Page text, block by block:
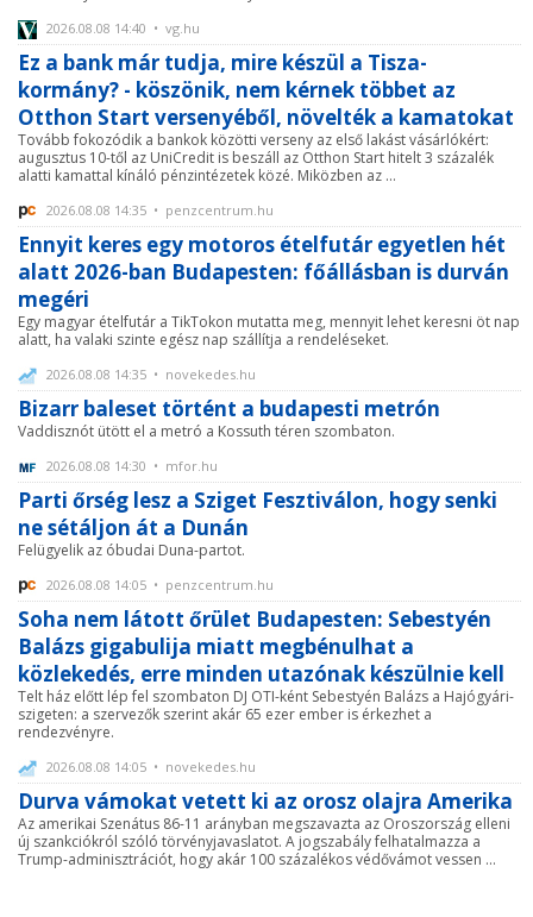
2026.08.08 14:40 • vg.hu
Ez a bank már tudja, mire készül a Tisza-
kormány? - köszönik, nem kérnek többet az
Otthon Start versenyéből, növelték a kamatokat
Tovább fokozódik a bankok közötti verseny az első lakást vásárlókért:
augusztus 10-től az UniCredit is beszáll az Otthon Start hitelt 3 százalék
alatti kamattal kínáló pénzintézetek közé. Miközben az ...
2026.08.08 14:35 • penzcentrum.hu
Ennyit keres egy motoros ételfutár egyetlen hét
alatt 2026-ban Budapesten: főállásban is durván
megéri
Egy magyar ételfutár a TikTokon mutatta meg, mennyit lehet keresni öt nap
alatt, ha valaki szinte egész nap szállítja a rendeléseket.
2026.08.08 14:35 • novekedes.hu
Bizarr baleset történt a budapesti metrón
Vaddisznót ütött el a metró a Kossuth téren szombaton.
2026.08.08 14:30 • mfor.hu
Parti őrség lesz a Sziget Fesztiválon, hogy senki
ne sétáljon át a Dunán
Felügyelik az óbudai Duna-partot.
2026.08.08 14:05 • penzcentrum.hu
Soha nem látott őrület Budapesten: Sebestyén
Balázs gigabulija miatt megbénulhat a
közlekedés, erre minden utazónak készülnie kell
Telt ház előtt lép fel szombaton DJ OTI-ként Sebestyén Balázs a Hajógyári-
szigeten: a szervezők szerint akár 65 ezer ember is érkezhet a
rendezvényre.
2026.08.08 14:05 • novekedes.hu
Durva vámokat vetett ki az orosz olajra Amerika
Az amerikai Szenátus 86-11 arányban megszavazta az Oroszország elleni
új szankciókról szóló törvényjavaslatot. A jogszabály felhatalmazza a
Trump-adminisztrációt, hogy akár 100 százalékos védővámot vessen ...